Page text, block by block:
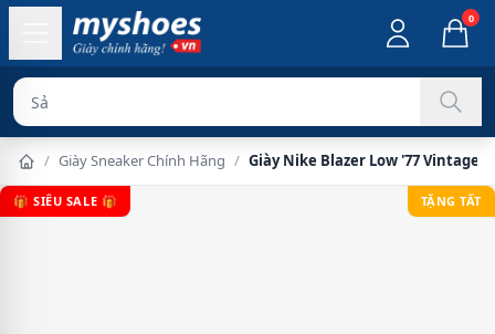
0
Sản phẩm chín
/ Giày Sneaker Chính Hãng / Giày Nike Blazer Low '77 Vintage
🎁 SIÊU SALE 🎁 TẶNG TẤT